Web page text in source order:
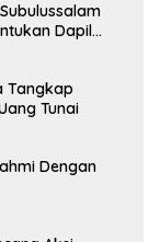
Dapil
Tangkap
Tunai
Dengan